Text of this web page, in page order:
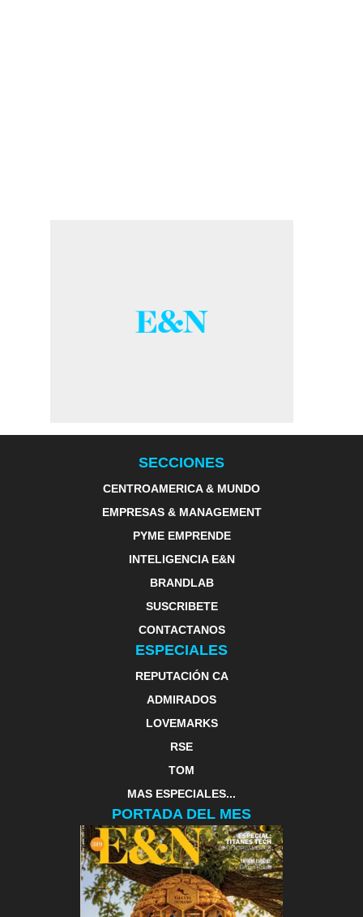
SECCIONES
CENTROAMERICA & MUNDO
EMPRESAS & MANAGEMENT
PYME EMPRENDE
INTELIGENCIA E&N
BRANDLAB
SUSCRIBETE
CONTACTANOS
ESPECIALES
REPUTACIÓN CA
ADMIRADOS
LOVEMARKS
RSE
TOM
MAS ESPECIALES...
PORTADA DEL MES